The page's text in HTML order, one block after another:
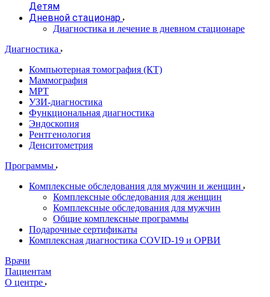
Детям
Дневной стационар
Диагностика и лечение в дневном стационаре
Диагностика
Компьютерная томография (КТ)
Маммография
МРТ
УЗИ-диагностика
Функциональная диагностика
Эндоскопия
Рентгенология
Денситометрия
Программы
Комплексные обследования для мужчин и женщин
Комплексные обследования для женщин
Комплексные обследования для мужчин
Общие комплексные программы
Подарочные сертификаты
Комплексная диагностика COVID-19 и ОРВИ
Врачи
Пациентам
О центре